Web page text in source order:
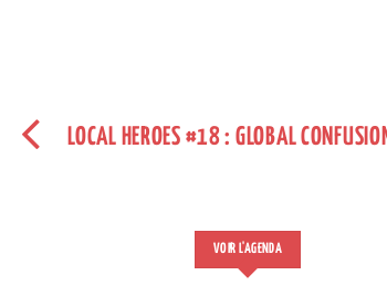
LOCAL HEROES #18 : GLOBAL
VOIR L'AGENDA